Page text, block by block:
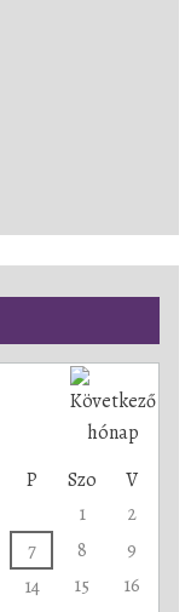
P Szo
V
1
2
7 8
9
14 15
16